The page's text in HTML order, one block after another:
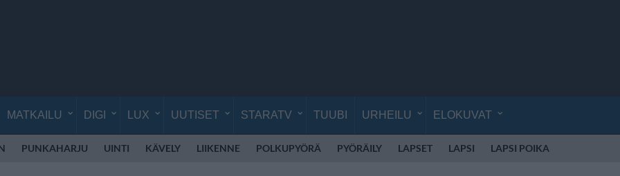
MATKAILU DIGI LUX UUTISET STARATV TUUBI URHEILU ELOKUVAT
PUNKAHARJU UINTI KÄVELY LIIKENNE POLKUPYÖRÄ PYÖRÄILY LAPSET LAPSI LAPSI POIKA